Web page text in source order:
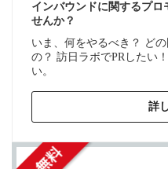
インバウンドに関するプロ
せんか？
いま、何をやるべき？ ど
の？ 訪日ラボでPRしたい
い。
詳